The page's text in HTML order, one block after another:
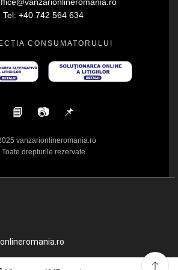
Tel: +40 742 564 634
CONSUMATORULUI
📘 📷 📌
vanzarionlineromania.ro
Toate drepturile rezervate